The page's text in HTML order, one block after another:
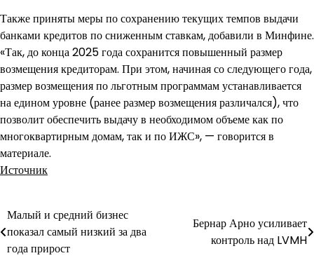
Также приняты меры по сохранению текущих темпов выдачи
банками кредитов по сниженным ставкам, добавили в Минфине.
«Так, до конца 2025 года сохранится повышенный размер
возмещения кредиторам. При этом, начиная со следующего года,
размер возмещения по льготным программам устанавливается
на едином уровне (ранее размер возмещения различался), что
позволит обеспечить выдачу в необходимом объеме как по
многоквартирным домам, так и по ИЖС», — говорится в
материале.
Источник
Навигация
по
Малый и средний бизнес
показал самый низкий за два
года прирост
Бернар Арно усиливает
контроль над LVMH